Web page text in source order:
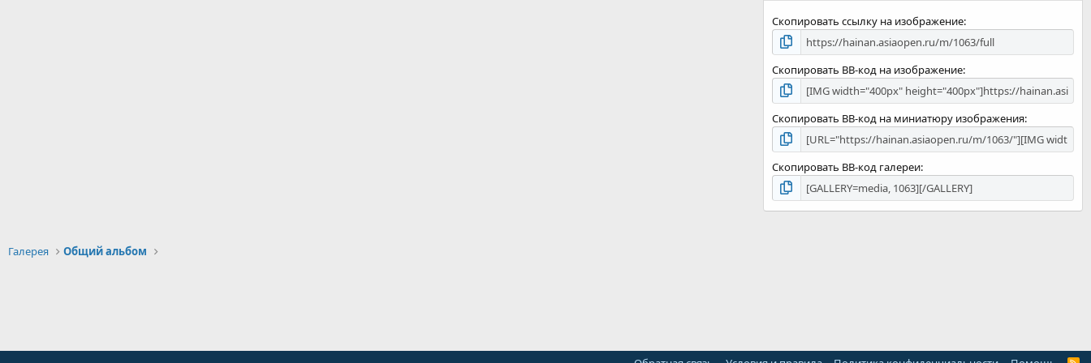
Скопировать ссылку на изображение
Скопировать BB-код на изображение
Скопировать BB-код на миниатюру изображения
Скопировать BB-код галереи
Галерея Общий альбом